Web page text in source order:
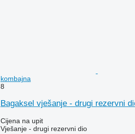
kombajna
8
Bagaksel vješanje - drugi rezervni
Cijena na upit
Vješanje - drugi rezervni dio